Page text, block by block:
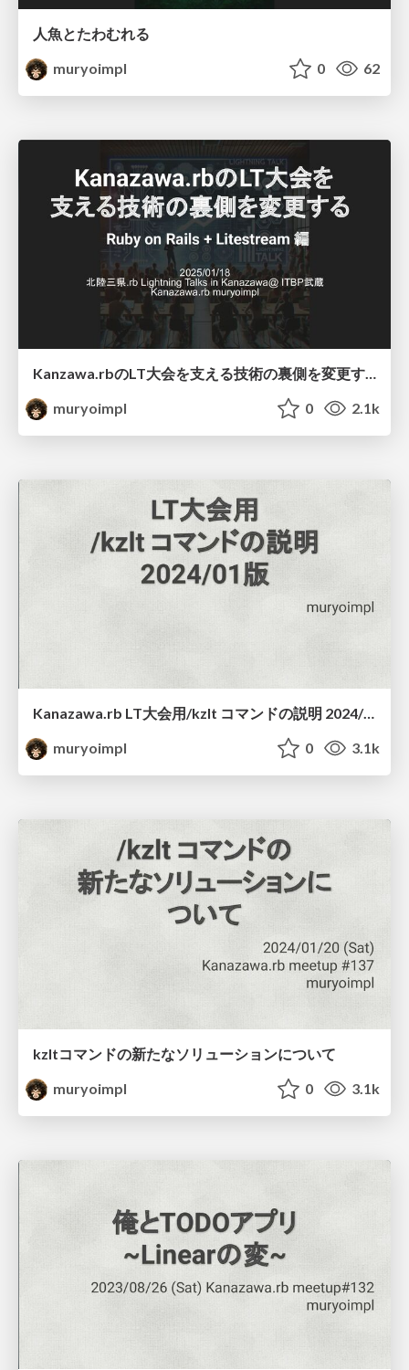
人魚とたわむれる
muryoimpl
0 62
Kanzawa.rbのLT大会を支える技術の裏側を変更する Ruby on Rails + Litestream 編
muryoimpl
0 2.1k
Kanazawa.rb LT大会用/kzlt コマンドの説明 2024/01版
muryoimpl
0 3.1k
kzltコマンドの新たなソリューションについて
muryoimpl
0 3.1k